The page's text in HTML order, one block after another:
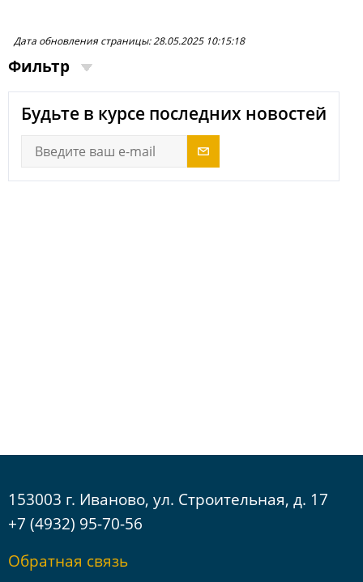
Дата обновления страницы: 28.05.2025 10:15:18
Фильтр
Поиск
Подрядчик/субподрядчик
Сфера деятельности
дома, коттеджи)
Будьте в курсе последних новостей
153003 г. Иваново, ул. Строительная, д. 17
+7 (4932) 95-70-56
Обратная связь